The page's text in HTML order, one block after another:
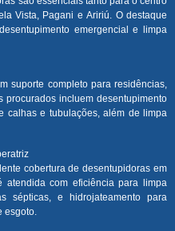
Vista, Pagani e Aririú. O destaque
emergencial e limpa
suporte completo para residências,
procurados incluem desentupimento
calhas e tubulações, além de limpa
cobertura de desentupidoras em
atendida com eficiência para limpa
sépticas, e hidrojateamento para
esgoto.